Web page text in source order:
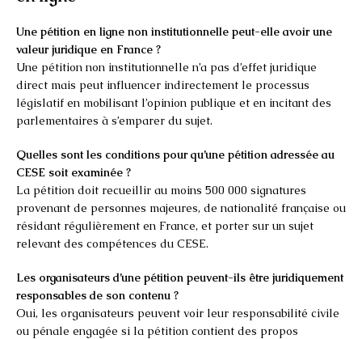
Une pétition en ligne non institutionnelle peut-elle avoir une
valeur juridique en France ?
Une pétition non institutionnelle n’a pas d’effet juridique
direct mais peut influencer indirectement le processus
législatif en mobilisant l’opinion publique et en incitant des
parlementaires à s’emparer du sujet.
Quelles sont les conditions pour qu’une pétition adressée au
CESE soit examinée ?
La pétition doit recueillir au moins 500 000 signatures
provenant de personnes majeures, de nationalité française ou
résidant régulièrement en France, et porter sur un sujet
relevant des compétences du CESE.
Les organisateurs d’une pétition peuvent-ils être juridiquement
responsables de son contenu ?
Oui, les organisateurs peuvent voir leur responsabilité civile
ou pénale engagée si la pétition contient des propos